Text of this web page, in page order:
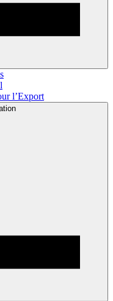
l’Export